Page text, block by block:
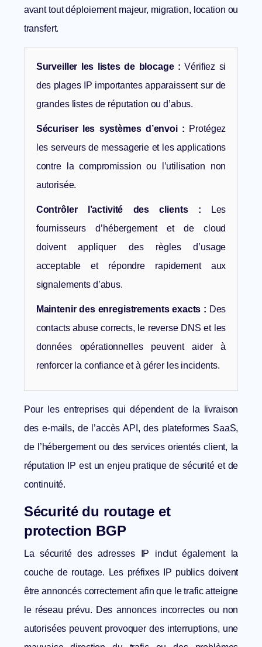
avant tout déploiement majeur, migration, location ou
transfert.
Surveiller les listes de blocage : Vérifiez si
des plages IP importantes apparaissent sur de
grandes listes de réputation ou d’abus.
Sécuriser les systèmes d’envoi : Protégez
les serveurs de messagerie et les applications
contre la compromission ou l’utilisation non
autorisée.
Contrôler l’activité des clients : Les
fournisseurs d’hébergement et de cloud
doivent appliquer des règles d’usage
acceptable et répondre rapidement aux
signalements d’abus.
Maintenir des enregistrements exacts : Des
contacts abuse corrects, le reverse DNS et les
données opérationnelles peuvent aider à
renforcer la confiance et à gérer les incidents.
Pour les entreprises qui dépendent de la livraison
des e-mails, de l’accès API, des plateformes SaaS,
de l’hébergement ou des services orientés client, la
réputation IP est un enjeu pratique de sécurité et de
continuité.
Sécurité du routage et
protection BGP
La sécurité des adresses IP inclut également la
couche de routage. Les préfixes IP publics doivent
être annoncés correctement afin que le trafic atteigne
le réseau prévu. Des annonces incorrectes ou non
autorisées peuvent provoquer des interruptions, une